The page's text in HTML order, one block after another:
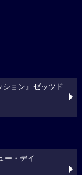
ション』ゼッツド
ー・デイ